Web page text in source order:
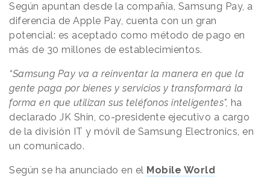
Según apuntan desde la compañía, Samsung Pay, a
diferencia de Apple Pay, cuenta con un gran
potencial: es aceptado como método de pago en
más de 30 millones de establecimientos.
“Samsung Pay va a reinventar la manera en que la
gente paga por bienes y servicios y transformará la
forma en que utilizan sus teléfonos inteligentes", ha
declarado JK Shin, co-presidente ejecutivo a cargo
de la división IT y móvil de Samsung Electronics, en
un comunicado.
Según se ha anunciado en el Mobile World